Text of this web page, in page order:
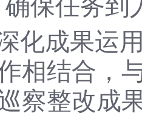
确保任务
化成果运
相结合，
察整改成